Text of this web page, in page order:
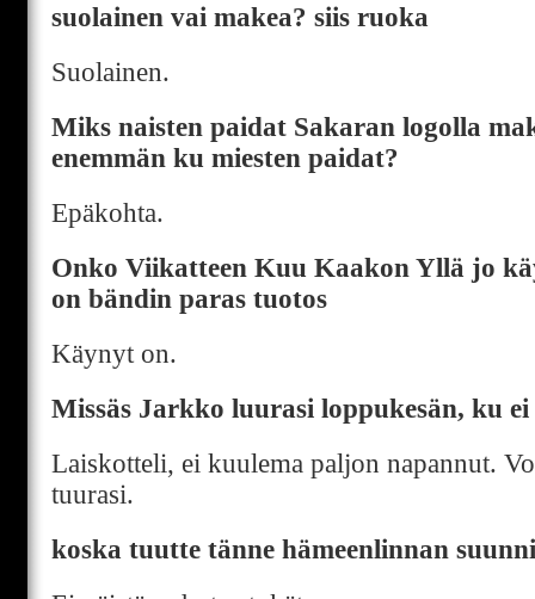
suolainen vai makea? siis ruoka
Suolainen.
Miks naisten paidat Sakaran logolla
enemmän ku miesten paidat?
Epäkohta.
Onko Viikatteen Kuu Kaakon Yllä jo
on bändin paras tuotos
Käynyt on.
Missäs Jarkko luurasi loppukesän, ku
Laiskotteli, ei kuulema paljon napannut.
tuurasi.
koska tuutte tänne hämeenlinnan